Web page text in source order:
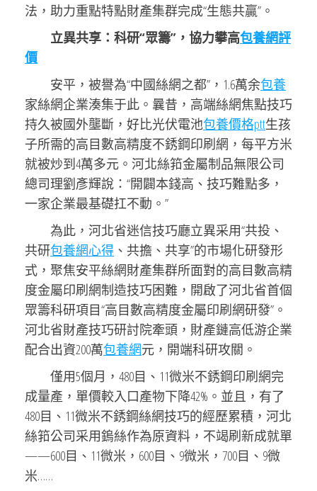
法，助力重點特點財產集群完成“生態共贏”。
立異共享：科研“眾籌”，協力攀高包養網評
價
安平，被譽為“中國絲網之都”，1.6萬余包養
家絲網企業湊集于此。曩昔，高端絲網焦點技巧
持久被國外壟斷，好比光伏電池包養價格ptt生孩
子所需的高目數高精度不銹鋼印刷網，每平方米
就被炒到4萬多元。河北絲筘金屬制品無限公司
總司理劉彥輝說：“開闢本錢高、技巧難點多，
一家企業最基礎扛不動。”
為此，河北省迷信技巧廳立異采用“共投、
共研包養網心得 、共擔、共享”的市場化研發形
式，聚焦安平絲網財產集群所面對的高目數高精
度金屬印刷網制造技巧困難，開啟了河北省首個
眾籌科研項目“高目數高精度金屬印刷網研發”。
河北省財產技巧研討院牽頭，財產鏈高低游企業
配合出資200萬包養網元，開端科研攻關。
僅用5個月，480目、11微米不銹鋼印刷網完
成量產，單價較入口產物下降42%。並且，有了
480目、11微米不銹鋼絲網技巧的經歷累積，河北
絲筘公司采用鎢絲作為原資料，不竭刷新成就單
——600目、11微米，600目、9微米，700目、9微
米……